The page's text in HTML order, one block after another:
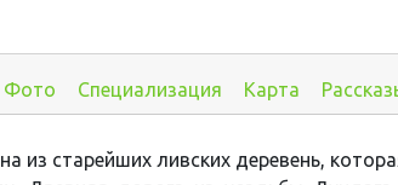
Фото Специализация Карта
из старейших ливских деревень,